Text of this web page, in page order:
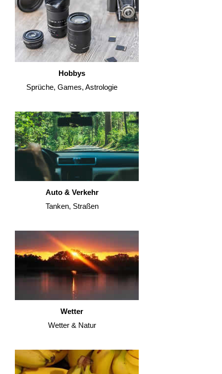
Hobbys
Sprüche, Games, Astrologie
Auto & Verkehr
Tanken, Straßen
Wetter
Wetter & Natur